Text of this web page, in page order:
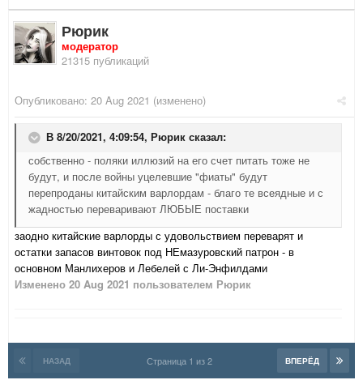
Рюрик
модератор
21315 публикаций
Опубликовано: 20 Aug 2021 (изменено)
В 8/20/2021, 4:09:54, Рюрик сказал:
собственно - поляки иллюзий на его счет питать тоже не
будут, и после войны уцелевшие "фиаты" будут
перепроданы китайским варлордам - благо те всеядные и с
жадностью переваривают ЛЮБЫЕ поставки
заодно китайские варлорды с удовольствием переварят и
остатки запасов винтовок под НЕмазуровский патрон - в
основном Манлихеров и Лебелей с Ли-Энфилдами
Изменено 20 Aug 2021 пользователем Рюрик
НАЗАД ВПЕРЁД
Страница 1 из 2